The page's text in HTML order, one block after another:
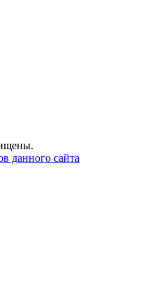
данного сайта